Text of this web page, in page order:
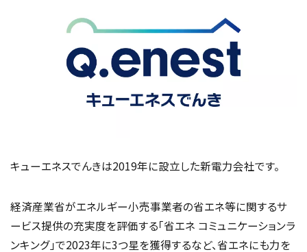
キューエネスでんきは2019年に設立した新電力会社です。
経済産業省がエネルギー小売事業者の省エネ等に関するサ
ービス提供の充実度を評価する「省エネ コミュニケーションラ
ンキング」で2023年に3つ星を獲得するなど、省エネにも力を